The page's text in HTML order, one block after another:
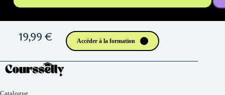
19,99 € Accéder à la formation
Catalogue